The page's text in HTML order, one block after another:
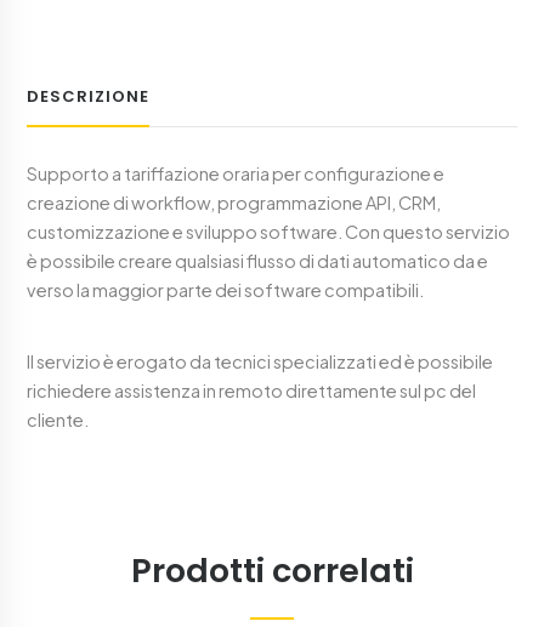
DESCRIZIONE
Supporto a tariffazione oraria per configurazione e
creazione di workflow, programmazione API, CRM,
customizzazione e sviluppo software. Con questo servizio
è possibile creare qualsiasi flusso di dati automatico da e
verso la maggior parte dei software compatibili.
Il servizio è erogato da tecnici specializzati ed è possibile
richiedere assistenza in remoto direttamente sul pc del
cliente.
Prodotti correlati